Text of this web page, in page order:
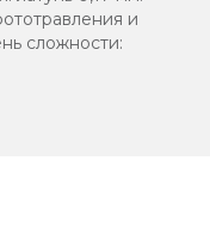
и
сложности: